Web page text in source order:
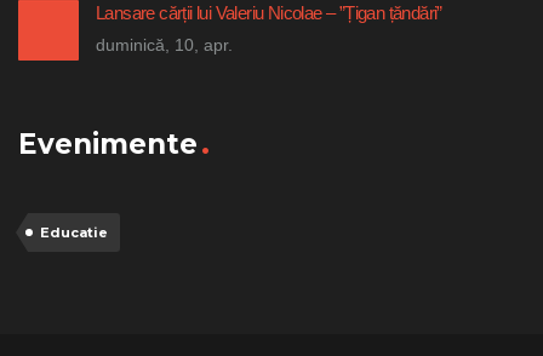
Lansare cărții lui Valeriu Nicolae – ”Țigan țăndări”
duminică, 10, apr.
Evenimente
Educatie